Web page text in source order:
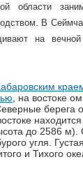
области
В
на
, на востоке
до 2586
угля.
и Тихого